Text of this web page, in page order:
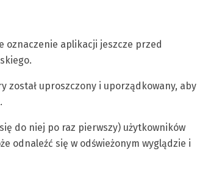
oznaczenie aplikacji jeszcze przed
został uproszczony i uporządkowany, aby
do niej po raz pierwszy) użytkowników
odnaleźć się w odświeżonym wyglądzie i